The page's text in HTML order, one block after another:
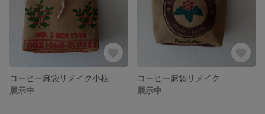
コーヒー麻袋リメイク小枝
展示中
コーヒー麻袋リメイク
展示中